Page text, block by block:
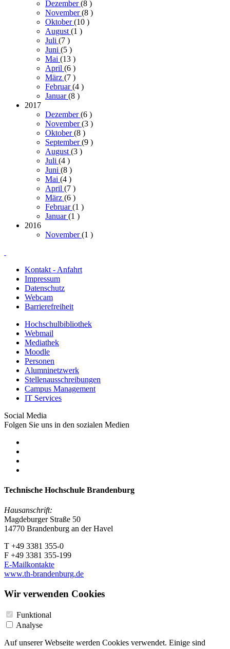
Dezember(8 )
November(8 )
Oktober(10 )
August (1 )
Juli (7 )
Juni (5 )
Mai (13 )
April (6 )
März (7 )
Februar(4 )
Januar(8 )
2017
Dezember(6 )
November(3 )
Oktober(8 )
September(9 )
August (3 )
Juli (4 )
Juni (8 )
Mai (4 )
April (7 )
März (6 )
Februar(1 )
Januar(1 )
2016
November(1 )
Kontakt - Anfahrt
Impressum
Datenschutz
Webcam
Barrierefreiheit
Hochschulbibliothek
Webmail
Mediathek
Moodle
Personen
Alumninetzwerk
Stellenausschreibungen
Campus Management
IT Services
Social Media
Folgen Sie uns in den sozialen Medien
Technische Hochschule Brandenburg
Hausanschrift:
Magdeburger Straße 50
14770 Brandenburg an der Havel
T +49 3381 355-0
F +49 3381 355-199
E-Mailkontakte
www.th-brandenburg.de
Wir verwenden Cookies
Funktional
Analyse
Auf unserer Webseite werden Cookies verwendet. Einige sind